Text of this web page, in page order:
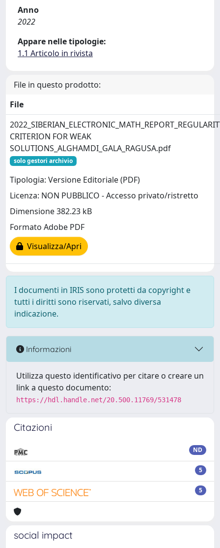
Anno
2022
Appare nelle tipologie:
1.1 Articolo in rivista
File in questo prodotto:
File
CRITERION FOR WEAK
SOLUTIONS_ALGHAMDI_GALA_RAGUSA.pdf
solo gestori archivio
Tipologia: Versione Editoriale (PDF)
Licenza: NON PUBBLICO - Accesso privato/ristretto
Dimensione 382.23 kB
Formato Adobe PDF
Visualizza/Apri
I documenti in IRIS sono protetti da copyright e
tutti i diritti sono riservati, salvo diversa
indicazione.
Informazioni
Utilizza questo identificativo per citare o creare un
link a questo documento:
https://hdl.handle.net/20.500.11769/531478
Citazioni
ND
5
5
social impact